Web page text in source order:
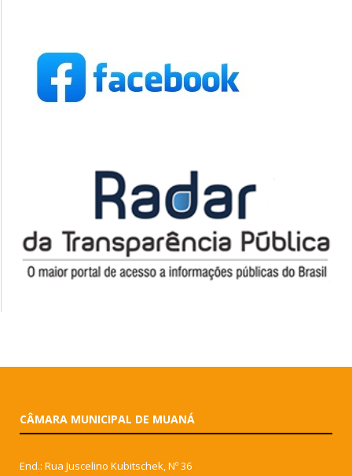
CÂMARA MUNICIPAL DE MUANÁ
End.: Rua Juscelino Kubitschek, Nº 36